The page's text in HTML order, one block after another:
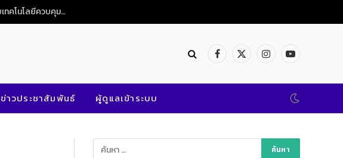
“ภัทรพงศ์” หนุน บวท. ลุยโครงการ Digital Tower ยกระดับเทคโนโลยีควบคุมจราจรทางอากาศไทย
Facebook
X
InstagramYouTube
ข่าวประชาสัมพันธ์ ผู้ดูแลเข้าระบบ